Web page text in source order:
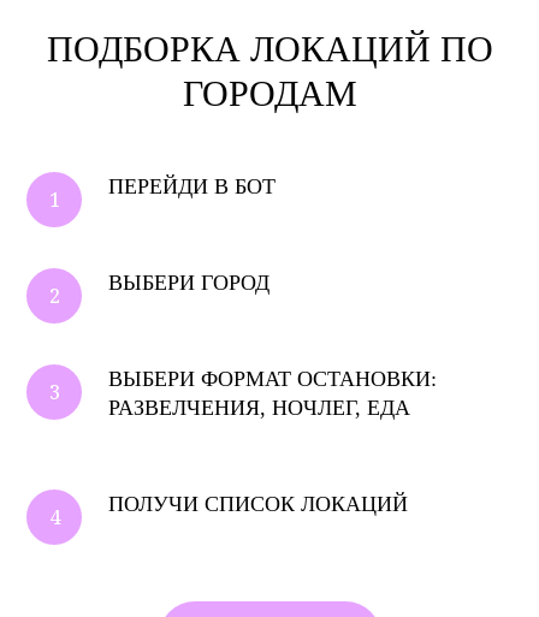
ПОДБОРКА ЛОКАЦИЙ ПО
ГОРОДАМ
ПЕРЕЙДИ В БОТ
ВЫБЕРИ ГОРОД
ВЫБЕРИ ФОРМАТ ОСТАНОВКИ:
РАЗВЕЛЧЕНИЯ, НОЧЛЕГ, ЕДА
ПОЛУЧИ СПИСОК ЛОКАЦИЙ